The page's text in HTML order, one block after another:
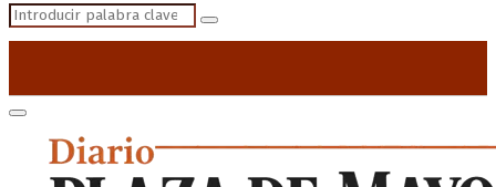
Search
Search
Primary
Menu